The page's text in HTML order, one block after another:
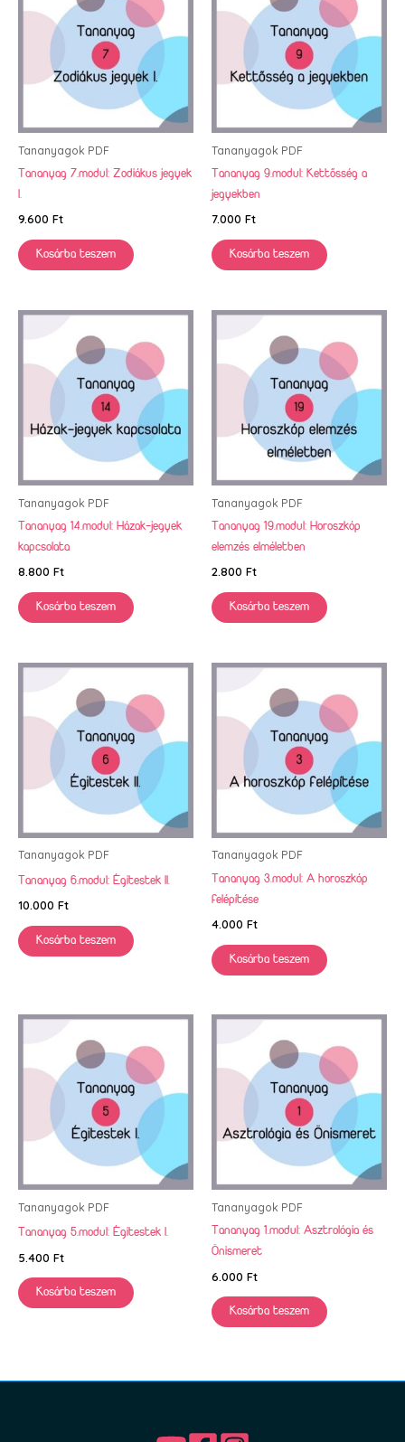
Tananyagok PDF
Tananyag 7.modul: Zodiákus jegyek
I.
9.600 Ft
Kosárba teszem
Tananyagok PDF
Tananyag 9.modul: Kettősség a
jegyekben
7.000 Ft
Kosárba teszem
Tananyagok PDF
Tananyag 14.modul: Házak-jegyek
kapcsolata
8.800 Ft
Kosárba teszem
Tananyagok PDF
Tananyag 19.modul: Horoszkóp
elemzés elméletben
2.800 Ft
Kosárba teszem
Tananyagok PDF
Tananyag 6.modul: Égitestek II.
10.000 Ft
Kosárba teszem
Tananyagok PDF
Tananyag 3.modul: A horoszkóp
felépítése
4.000 Ft
Kosárba teszem
Tananyagok PDF
Tananyag 5.modul: Égitestek I.
5.400 Ft
Kosárba teszem
Tananyagok PDF
Tananyag 1.modul: Asztrológia és
Önismeret
6.000 Ft
Kosárba teszem